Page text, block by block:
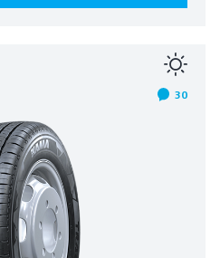
30